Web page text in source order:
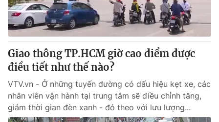
Giấy phép hoạt động báo in và báo điện tử số 483/GP-BTTTT
cấp ngày 29/12/2023
Tổng Biên tập:Vũ Thanh Thủy
Phó Tổng Biên tập:Nguyễn Thị Mỹ Hạnh, Phạm Quốc Thắng,
Nguyễn Trọng Ninh
Tổng đài VTV:024.38 355 931 - 024.38 355 932
Ðiện thoại Thời báo VTV:
024.66 897 897
Email:toasoan@vtv.vn
Liên hệ quảng cáo:024-7300.7108
Giao thông TP.HCM giờ cao điểm được
điều tiết như thế nào?
VTV.vn - Ở những tuyến đường có dấu hiệu kẹt xe, các
nhân viên vận hành tại trung tâm sẽ điều chỉnh tăng,
giảm thời gian đèn xanh - đỏ theo với lưu lượng...